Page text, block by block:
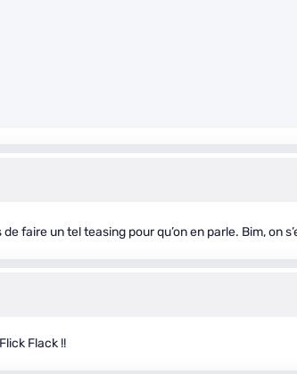
faire un tel teasing pour qu’on en parle. Bim, on
Flack !!